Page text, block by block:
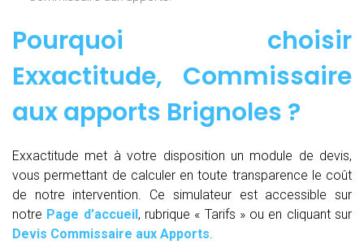
Pourquoi choisir
Exxactitude, Commissaire
aux apports Brignoles ?
Exxactitude met à votre disposition un module de devis,
vous permettant de calculer en toute transparence le coût
de notre intervention. Ce simulateur est accessible sur
notre Page d’accueil, rubrique « Tarifs » ou en cliquant sur
Devis Commissaire aux Apports.